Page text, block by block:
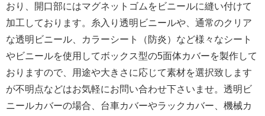
おり、開口部にはマグネットゴムをビニールに縫い付けて
加工しております。糸入り透明ビニールや、通常のクリア
な透明ビニール、カラーシート（防炎）など様々なシート
やビニールを使用してボックス型の5面体カバーを製作して
おりますので、用途や大きさに応じて素材を選択致します
が不明点などはお気軽にお問い合わせ下さいませ。透明ビ
ニールカバーの場合、台車カバーやラックカバー、機械カ